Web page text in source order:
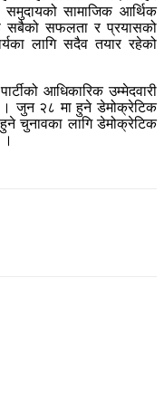
सामाजिक आर्थिक
सबैको सफलता र प्रयासको
लागि सदैव तयार रहेको
आधिकारिक उम्मेदवारी
। जुन २८ मा हुने डेमोक्रेटिक
हुने चुनावका लागि डेमोक्रेटिक